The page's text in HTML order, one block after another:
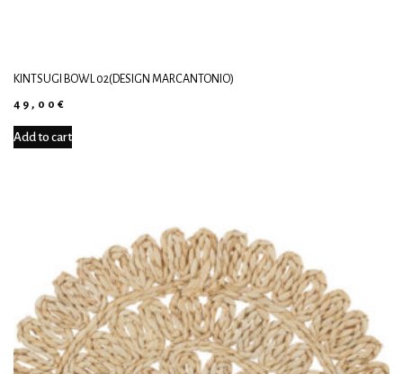
KINTSUGI BOWL 02(DESIGN MARCANTONIO)
49,00 €
Add to cart